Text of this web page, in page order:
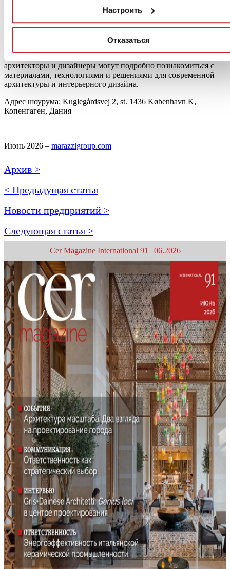
Настроить
Отказаться
оттенков, модульные форматы и трехмерные структуры
Ritmo и Losanga предлагают современное прочтение
эстетики керамики 1970-х годов.
Новый шоурум Marazzi в Копенгагене создан как
компании и их проектный потенциал. Здесь клиенты,
архитекторы и дизайнеры могут подробно познакомиться с
материалами, технологиями и решениями для современной
архитектуры и интерьерного дизайна.
Адрес шоурума: Kuglegårdsvej 2, st. 1436 København K,
Копенгаген, Дания
Июнь 2026 – marazzigroup.com
Архив >
< Предыдущая статья
Новости предприятий >
Следующая статья >
Cer Magazine International 91 | 06.2026